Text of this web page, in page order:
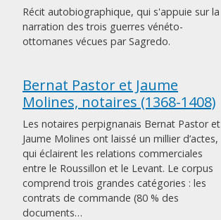
Récit autobiographique, qui s'appuie sur la
narration des trois guerres vénéto-
ottomanes vécues par Sagredo.
Bernat Pastor et Jaume
Molines, notaires (1368-1408)
Les notaires perpignanais Bernat Pastor et
Jaume Molines ont laissé un millier d’actes,
qui éclairent les relations commerciales
entre le Roussillon et le Levant. Le corpus
comprend trois grandes catégories : les
contrats de commande (80 % des
documents…